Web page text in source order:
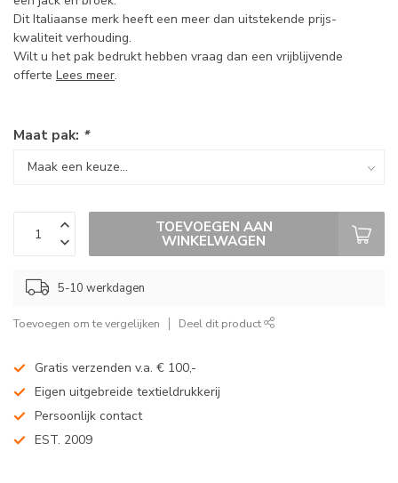
Dit Italiaanse merk heeft een meer dan uitstekende prijs-
kwaliteit verhouding.
Wilt u het pak bedrukt hebben vraag dan een vrijblijvende
offerte Lees meer.
Maat pak: *
TOEVOEGEN AAN
WINKELWAGEN
5-10 werkdagen
Toevoegen om te vergelijken Deel dit product
Gratis verzenden v.a. € 100,-
Eigen uitgebreide textieldrukkerij
Persoonlijk contact
EST. 2009